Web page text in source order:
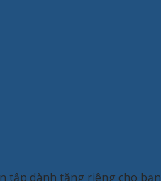
tập dành tặng riêng cho bạn